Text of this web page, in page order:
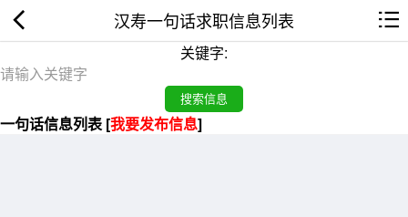
汉寿一句话求职信息列表
关键字:
一句话信息列表 [我要发布信息]